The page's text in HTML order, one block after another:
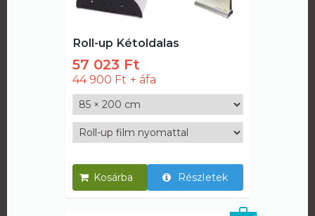
Roll-up Kétoldalas
57 023 Ft
44 900 Ft
Részletek